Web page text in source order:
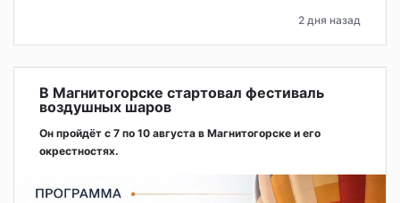
2 дня назад
В Магнитогорске стартовал фестиваль
воздушных шаров
Он пройдёт с 7 по 10 августа в Магнитогорске и его
окрестностях.